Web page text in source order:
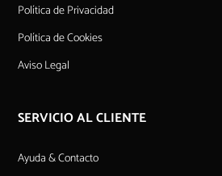
Política de Privacidad
Política de Cookies
Aviso Legal
SERVICIO AL CLIENTE
Ayuda & Contacto